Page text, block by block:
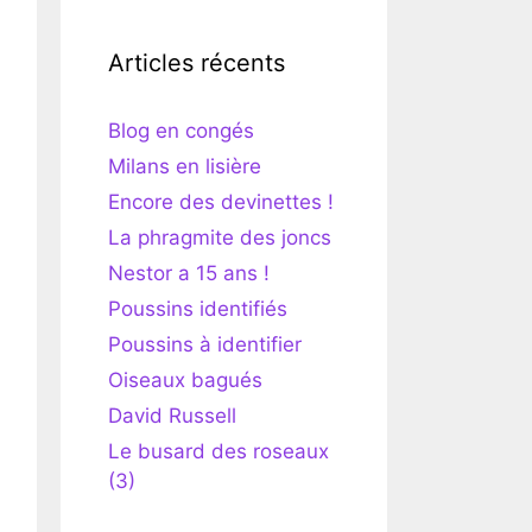
Articles récents
Blog en congés
Milans en lisière
Encore des devinettes !
La phragmite des joncs
Nestor a 15 ans !
Poussins identifiés
Poussins à identifier
Oiseaux bagués
David Russell
Le busard des roseaux
(3)